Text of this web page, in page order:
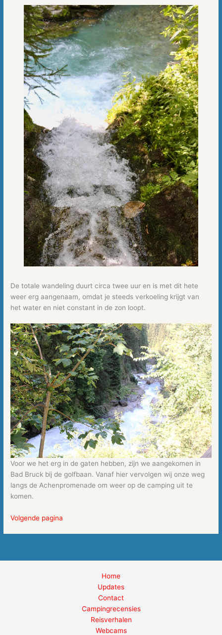
De totale wandeling duurt circa twee uur en is met dit hete
weer erg aangenaam, omdat je steeds verkoeling krijgt van
het water en niet constant in de zon loopt.
Voor we het erg in de gaten hebben, zijn we aangekomen in
Bad Bruck bij de golfbaan. Vanaf hier vervolgen wij onze weg
langs de Achenpromenade om weer op de camping uit te
komen.
Volgende pagina
Home
Updates
Contact
Campingrecensies
Reisverhalen
Webcams